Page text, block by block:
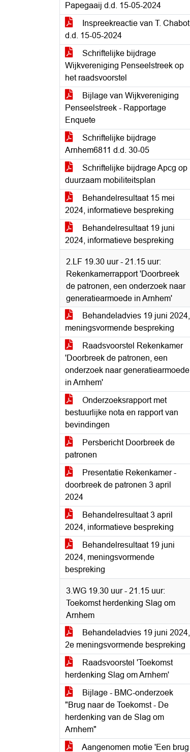
Papegaaij d.d. 15-05-2024
Inspreekreactie van T. Chabot
d.d. 15-05-2024
Schriftelijke bijdrage
Wijkvereniging Penseelstreek op
het raadsvoorstel
Bijlage van Wijkvereniging
Penseelstreek - Rapportage
Enquete
Schriftelijke bijdrage
Arnhem6811 d.d. 30-05
Schriftelijke bijdrage Apcg op
duurzaam mobiliteitsplan
Behandelresultaat 15 mei
2024, informatieve bespreking
Behandelresultaat 19 juni
2024, informatieve bespreking
2.LF 19.30 uur - 21.15 uur:
Rekenkamerrapport 'Doorbreek
de patronen, een onderzoek naar
generatiearmoede in Arnhem'
Behandeladvies 19 juni 2024,
meningsvormende bespreking
Raadsvoorstel Rekenkamer
'Doorbreek de patronen, een
onderzoek naar generatiearmoede
in Arnhem'
Onderzoeksrapport met
bestuurlijke nota en rapport van
bevindingen
Persbericht Doorbreek de
patronen
Presentatie Rekenkamer -
doorbreek de patronen 3 april
2024
Behandelresultaat 3 april
2024, informatieve bespreking
Behandelresultaat 19 juni
2024, meningsvormende
bespreking
3.WG 19.30 uur - 21.15 uur:
Toekomst herdenking Slag om
Arnhem
Behandeladvies 19 juni 2024,
2e meningsvormende bespreking
Raadsvoorstel 'Toekomst
herdenking Slag om Arnhem'
Bijlage - BMC-onderzoek
"Brug naar de Toekomst - De
herdenking van de Slag om
Arnhem"
Aangenomen motie 'Een brug